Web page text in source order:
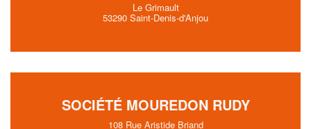
Le Grimault
53290 Saint-Denis-d'Anjou
SOCIÉTÉ MOUREDON RUDY
108 Rue Aristide Briand